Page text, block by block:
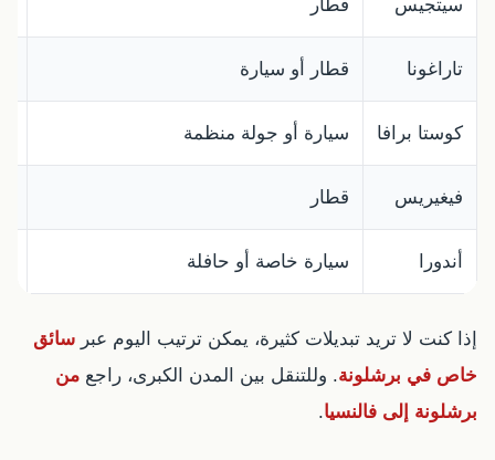
سيتجيس قطار
تاراغونا قطار أو سيارة
كوستا برافا سيارة أو جولة منظمة
فيغيريس قطار
أندورا سيارة خاصة أو حافلة
إذا كنت لا تريد تبديلات كثيرة، يمكن ترتيب اليوم عبر سائق
خاص في برشلونة. وللتنقل بين المدن الكبرى، راجع من
برشلونة إلى فالنسيا.